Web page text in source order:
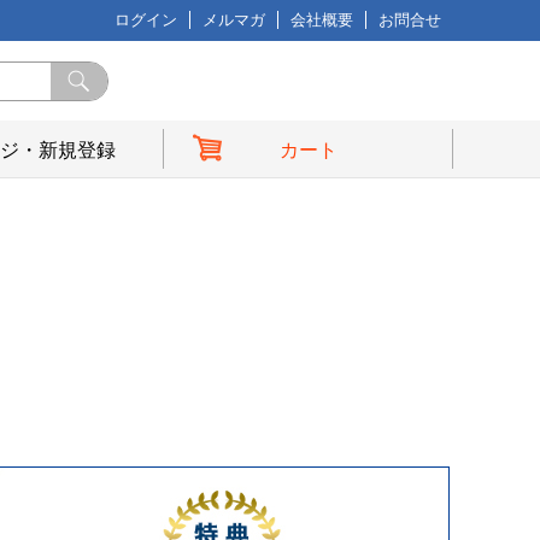
ログイン メルマガ 会社概要 お問合せ
・新規登録 カート